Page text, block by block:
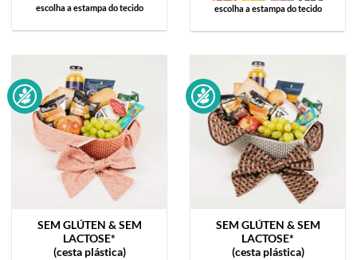
escolha a estampa do tecido escolha a estampa do tecido
SEM GLÚTEN & SEM
LACTOSE*
(cesta plástica)
SEM GLÚTEN & SEM
LACTOSE*
(cesta plástica)